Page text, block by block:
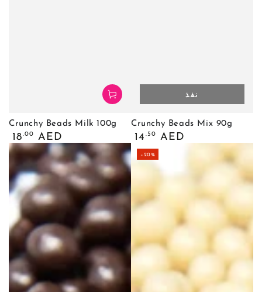
Crunchy Beads Milk 100g
السعر
العادي
18.00 AED
Crunchy Beads Mix 90g
السعر
14 .50 AED
نفذ
–20%